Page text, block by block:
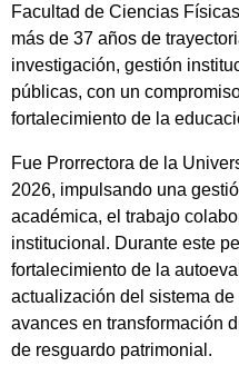
Facultad de Ciencias
más de 37 años de
investigación, gestión
públicas, con un
fortalecimiento de la
Fue Prorrectora de la
2026, impulsando una
académica, el trabajo
institucional. Durante este
fortalecimiento de la
actualización del sistema
avances en transformación
de resguardo patrimonial.